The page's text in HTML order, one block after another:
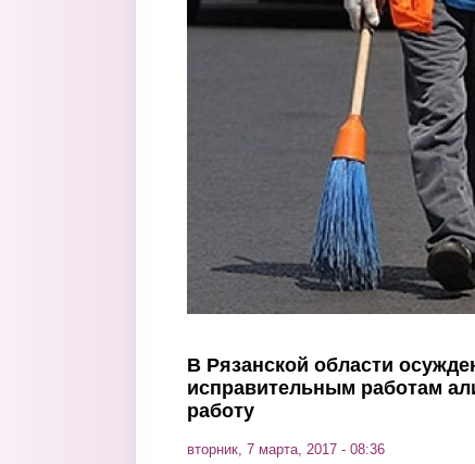
Перейти к основному содержанию
В Рязанской области
исправительным работам
работу
вторник, 7 марта, 2017 - 08:36